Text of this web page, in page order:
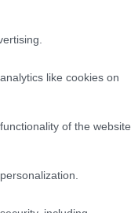
like cookies on
of the website
θαυμαστές,